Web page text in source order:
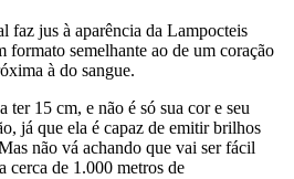
faz jus à aparência da Lampocteis
formato semelhante ao de um coração
à do sangue.
ter 15 cm, e não é só sua cor e seu
já que ela é capaz de emitir brilhos
não vá achando que vai ser fácil
cerca de 1.000 metros de